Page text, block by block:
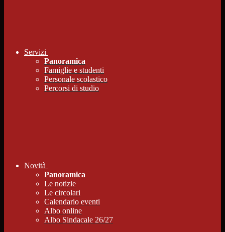
Servizi
Panoramica
Famiglie e studenti
Personale scolastico
Percorsi di studio
Novità
Panoramica
Le notizie
Le circolari
Calendario eventi
Albo online
Albo Sindacale 26/27